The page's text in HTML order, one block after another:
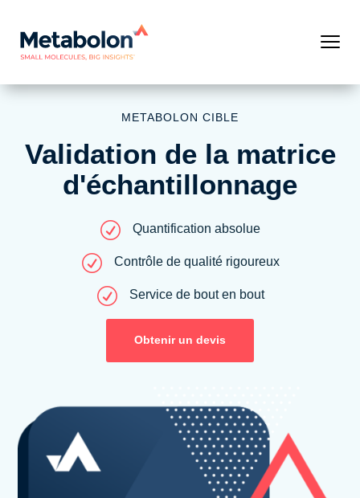
METABOLON CIBLE
Validation de la matrice
d'échantillonnage
R Quantification absolue
R Contrôle de qualité rigoureux
R Service de bout en bout
Obtenir un devis